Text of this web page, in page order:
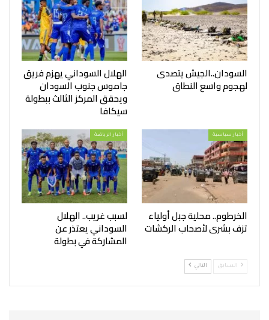
السودان..الجيش يتصدى
لهجوم واسع النطاق
الهلال السوداني يهزم فريق
جاموس جنوب السودان
ويحقق المركز الثالث ببطولة
سيكافا
أخبار سياسية
الخرطوم.. محلية جبل أولياء
تزف بشرى لأصحاب الركشات
أخبار الرياضة
لسبب غريب.. الهلال
السوداني يعتذر عن
المشاركة في بطولة
السابق التالي